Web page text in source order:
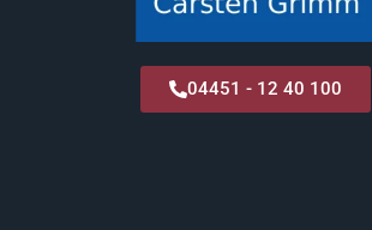
04451 - 12 40 100